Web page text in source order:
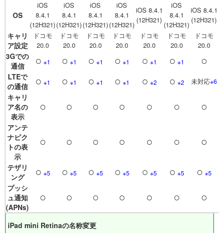
OS
iOS
8.4.1
(12H321)
iOS
8.4.1
(12H321)
iOS
8.4.1
(12H321)
iOS
8.4.1
(12H321)
iOS 8.4.1
(12H321)
iOS
8.4.1
(12H321)
iOS 8.4.1
(12H321)
キャリ
ア設定
ドコモ
20.0
ドコモ
20.0
ドコモ
20.0
ドコモ
20.0
ドコモ
20.0
ドコモ
20.0
ドコモ
20.0
3Gでの
通信
○ ※1 ○ ※1 ○ ※1 ○ ※1 ○ ※1 ○ ※1 ○
LTEで
の通信
○ ※1 ○ ※1 ○ ※1 ○ ※1 ○ ※2 ○ ※2 未対応※6
キャリ
ア名の
表示
○ ○ ○ ○ ○ ○ ○
アンテ
ナピク
トの表
示
○ ○ ○ ○ ○ ○ ○
テザリ
ング
○ ※5 ○ ※5 ○ ※5 ○ ※5 ○ ※5 ○ ※5 ○ ※5
プッシ
ュ通知
(APNs)
○ ○ ○ ○ ○ ○ ○
iPad mini Retinaの名称変更